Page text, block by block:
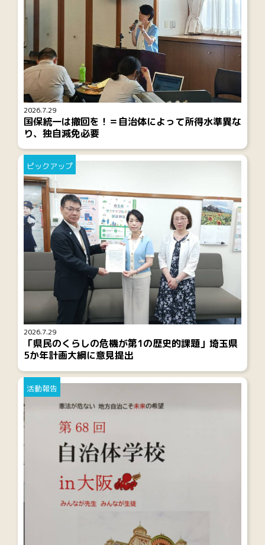
2026.7.29
国保統一は撤回を！＝自治体によって所得水準異な
り、独自減免必要
2026.7.29
ピックアップ
「県民のくらしの危機が第1の歴史的課題」埼玉県
5か年計画大綱に意見提出
活動報告